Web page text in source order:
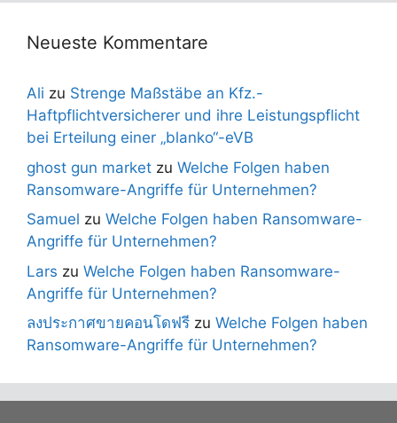
Neueste Kommentare
Ali zu Strenge Maßstäbe an Kfz.-
Haftpflichtversicherer und ihre Leistungspflicht
bei Erteilung einer „blanko“-eVB
ghost gun market zu Welche Folgen haben
Ransomware-Angriffe für Unternehmen?
Samuel zu Welche Folgen haben Ransomware-
Angriffe für Unternehmen?
Lars zu Welche Folgen haben Ransomware-
Angriffe für Unternehmen?
ลงประกาศขายคอนโดฟรี zu Welche Folgen haben
Ransomware-Angriffe für Unternehmen?